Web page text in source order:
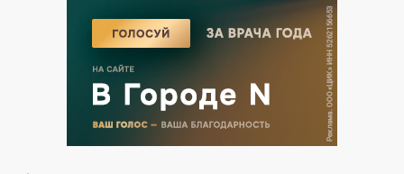
Премия 2025
Эксперты